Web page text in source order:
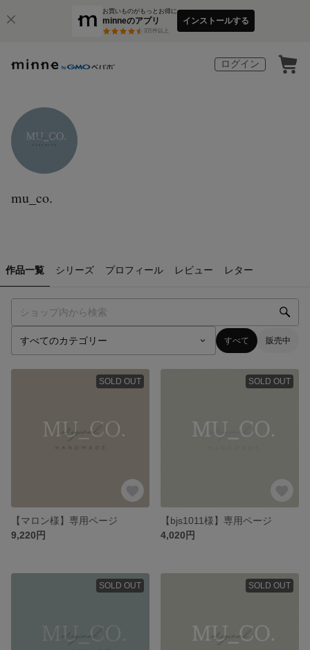
お買いものがもっとお得に
minneのアプリ
3万件以上
インストールする
ログイン
mu_co.
作品一覧 シリーズ プロフィール レビュー レター
すべて 販売中
SOLD OUT
【マロン様】専用ページ
9,220円
SOLD OUT
【bjs1011様】専用ページ
4,020円
SOLD OUT SOLD OUT